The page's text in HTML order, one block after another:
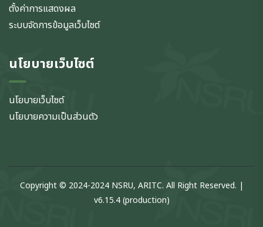
ตั้งค่าการแสดงผล
ระบบจัดการข้อมูลเว็บไซต์
นโยบายเว็บไซต์
นโยบายเว็บไซต์
นโยบายความเป็นส่วนตัว
Copyright © 2024-2024 NSRU, ARITC. All Right Reserved. |
v6.15.4 (production)